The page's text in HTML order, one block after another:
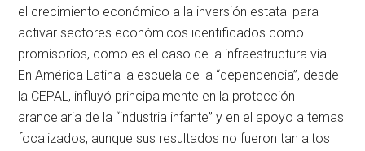
el crecimiento económico a la inversión estatal para
activar sectores económicos identificados como
promisorios, como es el caso de la infraestructura vial.
En América Latina la escuela de la “dependencia”, desde
la CEPAL, influyó principalmente en la protección
arancelaria de la “industria infante” y en el apoyo a temas
focalizados, aunque sus resultados no fueron tan altos